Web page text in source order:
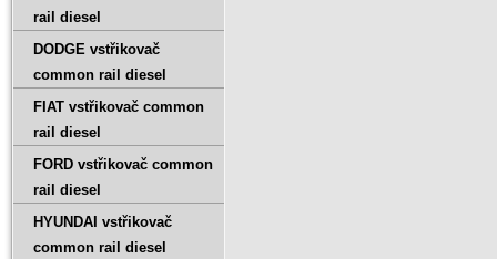
rail diesel
DODGE vstřikovač
common rail diesel
FIAT vstřikovač common
rail diesel
FORD vstřikovač common
rail diesel
HYUNDAI vstřikovač
common rail diesel